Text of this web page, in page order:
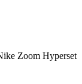
Zoom Hyperset